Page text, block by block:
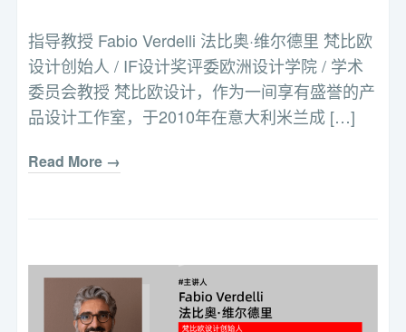
指导教授 Fabio Verdelli 法比奥·维尔德里 梵比欧
设计创始人 / IF设计奖评委欧洲设计学院 / 学术
委员会教授 梵比欧设计，作为一间享有盛誉的产
品设计工作室，于2010年在意大利米兰成 […]
Read More →